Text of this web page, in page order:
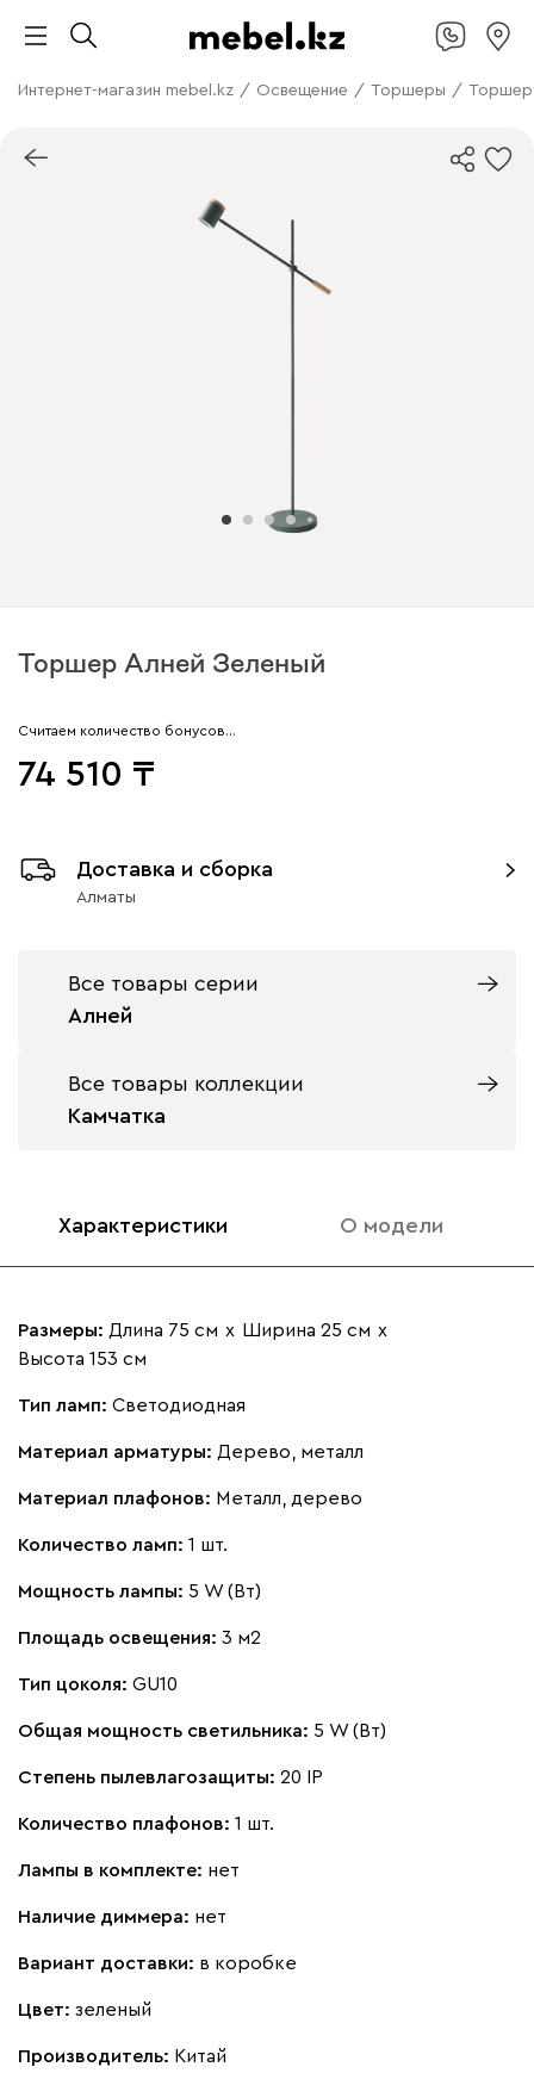
Интернет-магазин mebel.kz / Освещение / Торшеры / Торшер
Торшер Алней Зеленый
Считаем количество бонусов…
74 510
Доставка и сборка
Алматы
Все товары серии
Алней
Все товары коллекции
Камчатка
Характеристики О модели
Размеры: Длина 75 см х Ширина 25 см х
Высота 153 см
Тип ламп: Светодиодная
Материал арматуры: Дерево, металл
Материал плафонов: Металл, дерево
Количество ламп: 1 шт.
Мощность лампы: 5 W (Вт)
Площадь освещения: 3 м2
Тип цоколя: GU10
Общая мощность светильника: 5 W (Вт)
Степень пылевлагозащиты: 20 IP
Количество плафонов: 1 шт.
Лампы в комплекте: нет
Наличие диммера: нет
Вариант доставки: в коробке
Цвет: зеленый
Производитель: Китай